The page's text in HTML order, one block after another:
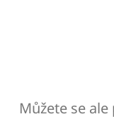
Můžete se